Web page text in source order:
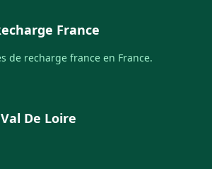
France
de recharge france en France.
De Loire